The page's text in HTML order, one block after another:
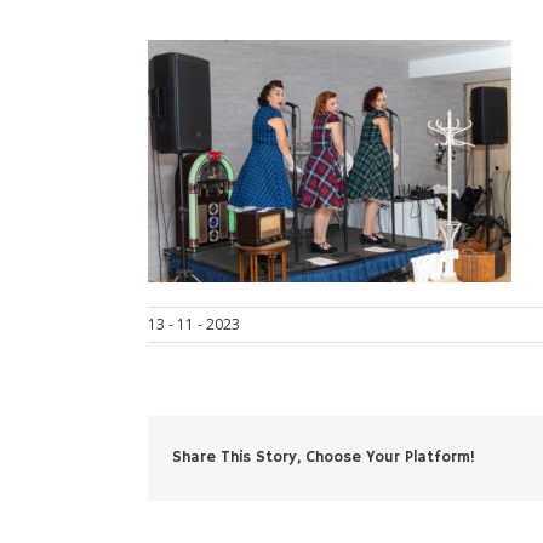
13 - 11 - 2023
Share This Story, Choose Your Platform!